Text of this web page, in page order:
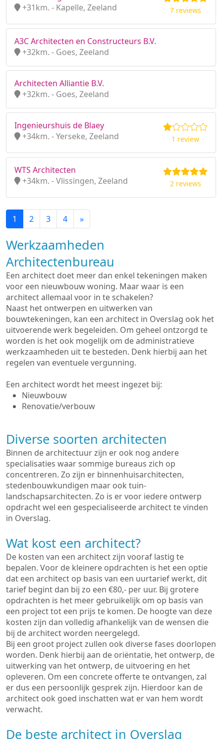
+31km. - Kapelle, Zeeland
7 reviews
A3C Architecten en Constructeurs B.V.
+32km. - Goes, Zeeland
Architecten Alliantie B.V.
+32km. - Goes, Zeeland
Ingenieurshuis de Blaey
+34km. - Yerseke, Zeeland
1 review
WTS Architecten
+34km. - Vlissingen, Zeeland
2 reviews
1 2 3 4 »
Werkzaamheden
Architectenbureau
Een architect doet meer dan enkel tekeningen maken
voor een nieuwbouw woning. Maar waar is een
architect allemaal voor in te schakelen?
Naast het ontwerpen en uitwerken van
bouwtekeningen, kan een architect in Overslag ook het
uitvoerende werk begeleiden. Om geheel ontzorgd te
worden is het ook mogelijk om de administratieve
werkzaamheden uit te besteden. Denk hierbij aan het
regelen van eventuele vergunning.
Een architect wordt het meest ingezet bij:
Nieuwbouw
Renovatie/verbouw
Diverse soorten architecten
Binnen de architectuur zijn er ook nog andere
specialisaties waar sommige bureaus zich op
concentreren. Zo zijn er binnenhuisarchitecten,
stedenbouwkundigen maar ook tuin-
landschapsarchitecten. Zo is er voor iedere ontwerp
opdracht wel een gespecialiseerde architect te vinden
in Overslag.
Wat kost een architect?
De kosten van een architect zijn vooraf lastig te
bepalen. Voor de kleinere opdrachten is het een optie
dat een architect op basis van een uurtarief werkt, dit
tarief begint dan bij zo een €80,- per uur. Bij grotere
opdrachten is het meer gebruikelijk om op basis van
een project tot een prijs te komen. De hoogte van deze
kosten zijn dan volledig afhankelijk van de wensen die
bij de architect worden neergelegd.
Bij een groot project zullen ook diverse fases doorlopen
worden. Denk hierbij aan de oriëntatie, het ontwerp, de
uitwerking van het ontwerp, de uitvoering en het
opleveren. Om een concrete offerte te ontvangen, zal
er dus een persoonlijk gesprek zijn. Hierdoor kan de
architect ook goed inschatten wat er van hem wordt
verwacht.
De beste architect in Overslag